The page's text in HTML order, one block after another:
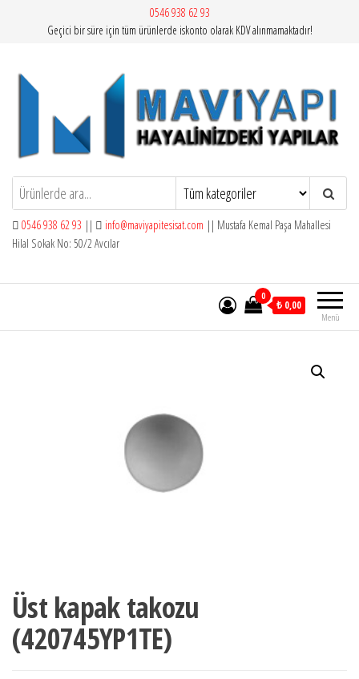
0546 938 62 93
Geçici bir süre için tüm ürünlerde iskonto olarak KDV alınmamaktadır!
Mavi Yapı | Vitra Artema
0546 938 62 93 || info@maviyapitesisat.com || Mustafa Kemal Paşa Mahallesi
Hilal Sokak No: 50/2 Avcılar
Menü
0
₺ 0,00
Üst kapak takozu
(420745YP1TE)